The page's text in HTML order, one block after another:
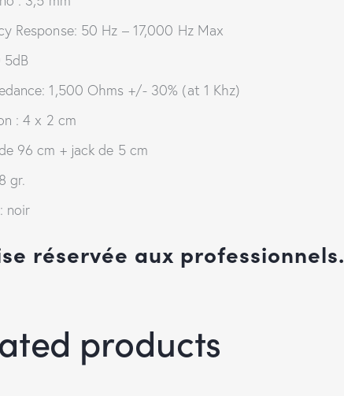
Response: 50 Hz – 17,000 Hz Max
5dB
1,500 Ohms +/- 30% (at 1 Khz)
: 4 x 2 cm
96 cm + jack de 5 cm
gr.
noir
réservée aux professionnels.
products